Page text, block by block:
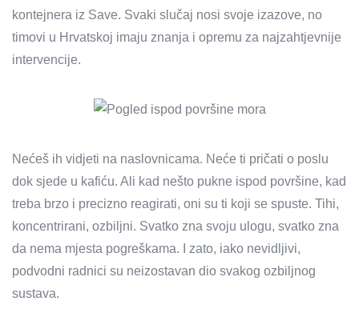
kontejnera iz Save. Svaki slučaj nosi svoje izazove, no
timovi u Hrvatskoj imaju znanja i opremu za najzahtjevnije
intervencije.
Nećeš ih vidjeti na naslovnicama. Neće ti pričati o poslu
dok sjede u kafiću. Ali kad nešto pukne ispod površine, kad
treba brzo i precizno reagirati, oni su ti koji se spuste. Tihi,
koncentrirani, ozbiljni. Svatko zna svoju ulogu, svatko zna
da nema mjesta pogreškama. I zato, iako nevidljivi,
podvodni radnici su neizostavan dio svakog ozbiljnog
sustava.